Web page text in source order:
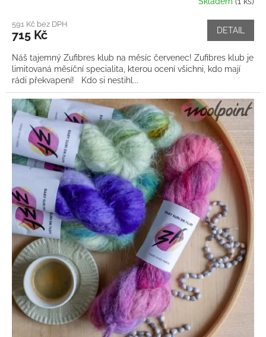
591 Kč bez DPH
715 Kč DETAIL
Náš tajemný Zufibres klub na měsíc červenec! Zufibres klub je
limitovaná měsíční specialita, kterou ocení všichni, kdo mají
rádi překvapení! Kdo si nestihl...